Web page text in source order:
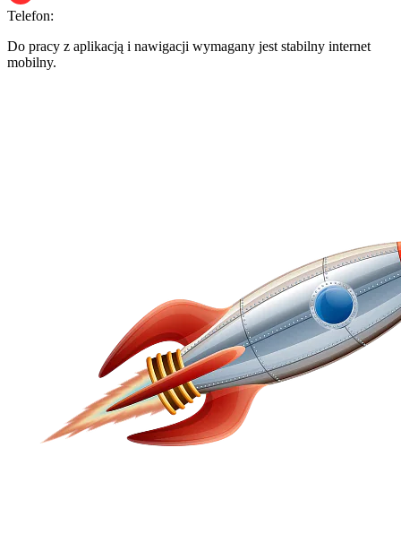
Telefon:
Do pracy z aplikacją i nawigacji wymagany jest stabilny internet
mobilny.